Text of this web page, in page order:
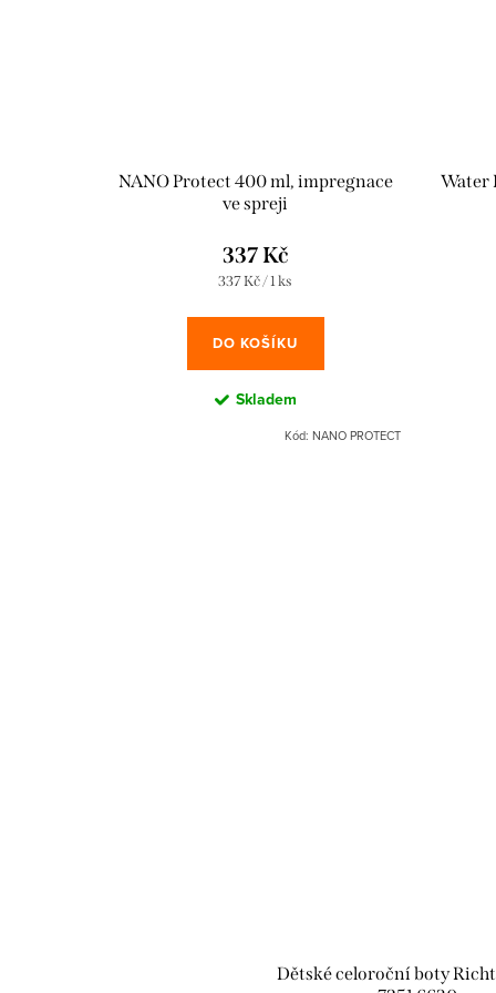
NANO Protect 400 ml, impregnace
ve spreji
337 Kč
Měrná
337 Kč / 1 ks
DO KOŠÍKU
Skladem
Kód: NANO PROTECT
Water
Dětské celoroční boty